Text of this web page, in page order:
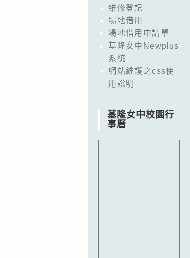
維修登記
場地借用
場地借用申請單
基隆女中Newplus
系統
網站維護之css使
用說明
基隆女中校園行
事曆